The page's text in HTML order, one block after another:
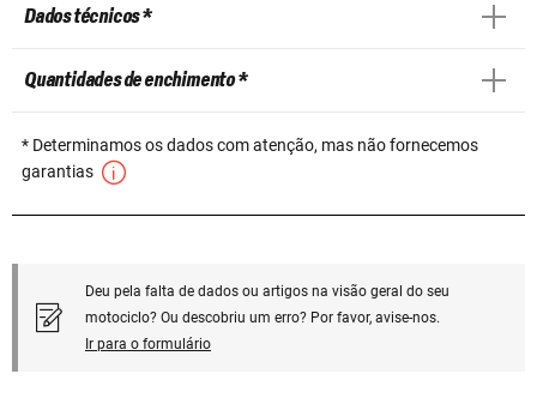
Dados técnicos *
Quantidades de enchimento *
* Determinamos os dados com atenção, mas não fornecemos
garantias
Deu pela falta de dados ou artigos na visão geral do seu
motociclo? Ou descobriu um erro? Por favor, avise-nos.
Ir para o formulário